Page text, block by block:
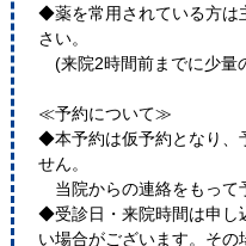
◆薬を常用されている方は
さい。
(来院2時間前までに少量
≪予約について≫
◆本予約は仮予約となり、
せん。
当院からの連絡をもって
◆受診日・来院時間は申し
い場合がございます。そ